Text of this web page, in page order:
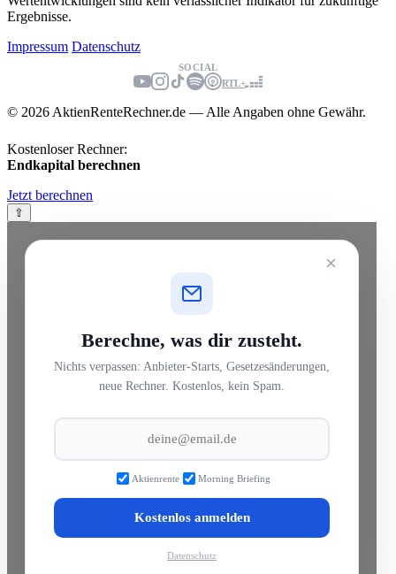
Ergebnisse.
Impressum Datenschutz
SOCIAL
RTL+
© 2026 AktienRenteRechner.de — Alle Angaben ohne Gewähr.
Kostenloser Rechner:
Endkapital berechnen
Jetzt berechnen
⇧
×
Berechne, was dir zusteht.
Nichts verpassen: Anbieter-Starts, Gesetzesänderungen,
neue Rechner. Kostenlos, kein Spam.
Aktienrente Morning Briefing
Kostenlos anmelden
Datenschutz